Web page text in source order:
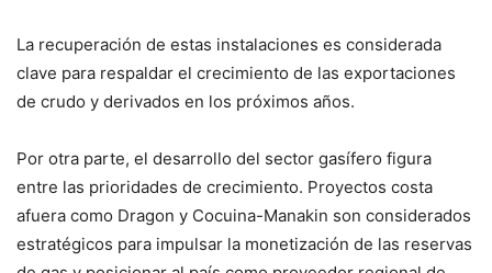
La recuperación de estas instalaciones es considerada
clave para respaldar el crecimiento de las exportaciones
de crudo y derivados en los próximos años.
Por otra parte, el desarrollo del sector gasífero figura
entre las prioridades de crecimiento. Proyectos costa
afuera como Dragon y Cocuina-Manakin son considerados
estratégicos para impulsar la monetización de las reservas